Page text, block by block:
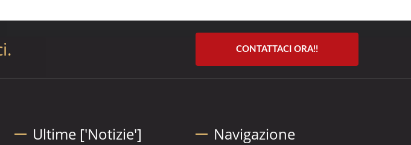
CONTATTACI ORA!!
Ultime ['Notizie'] Navigazione